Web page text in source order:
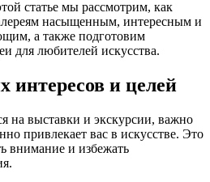
статье мы рассмотрим, как
насыщенным, интересным и
а также подготовим
для любителей искусства.
интересов и целей
на выставки и экскурсии, важно
привлекает вас в искусстве. Это
внимание и избежать